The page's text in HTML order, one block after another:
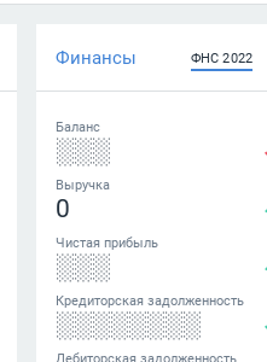
Финансы ФНС 2022
Баланс
░░░
Выручка
0
Чистая прибыль
░░░
Кредиторская задолженность
░░░░░░░░
Дебиторская задолженность